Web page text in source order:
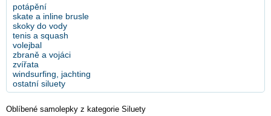
potápění
skate a inline brusle
skoky do vody
tenis a squash
volejbal
zbraně a vojáci
zvířata
windsurfing, jachting
ostatní siluety
Oblíbené samolepky z kategorie Siluety